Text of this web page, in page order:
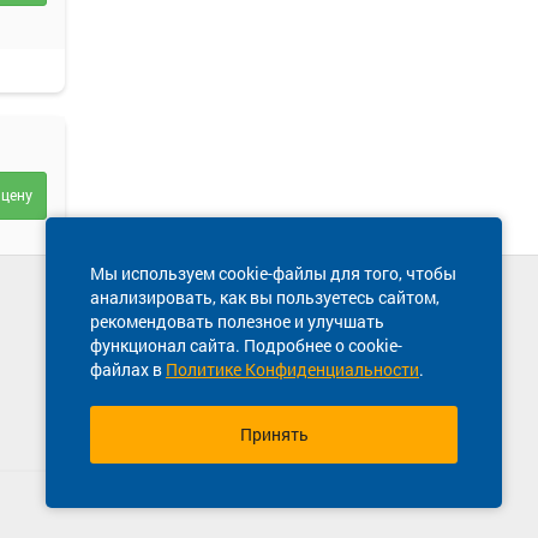
Мы используем cookie-файлы для того, чтобы
анализировать, как вы пользуетесь сайтом,
рекомендовать полезное и улучшать
функционал сайта. Подробнее о cookie-
файлах в Политике Конфиденциальности.
Принять
Техническая поддержка сайта
8 800 600-03-38